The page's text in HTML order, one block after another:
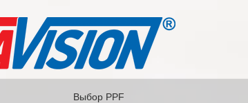
Выбор PPF